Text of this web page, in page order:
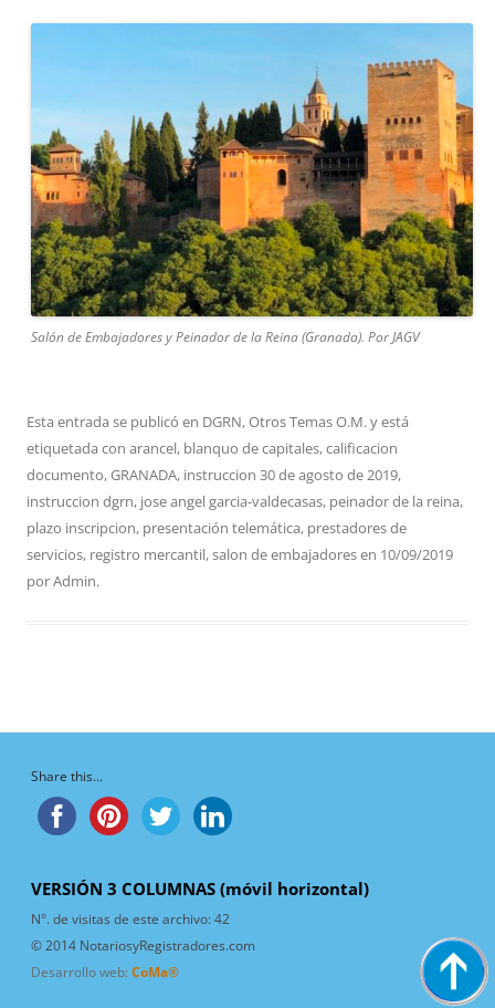
Salón de Embajadores y Peinador de la Reina (Granada). Por JAGV
Esta entrada se publicó en DGRN,Otros Temas O.M.y está
etiquetada con arancel, blanquo de capitales,calificacion
documento,GRANADA, instruccion 30 de agosto de 2019,
instruccion dgrn, jose angel garcia-valdecasas, peinador de la reina,
plazo inscripcion, presentación telemática, prestadores de
servicios, registro mercantil,salon de embajadoresen 10/09/2019
porAdmin.
Share this...
VERSIÓN 3 COLUMNAS (móvil horizontal)
N°. de visitas de este archivo:42
© 2014 NotariosyRegistradores.com
Desarrollo web: CoMa®